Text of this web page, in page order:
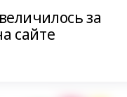
за
сайте